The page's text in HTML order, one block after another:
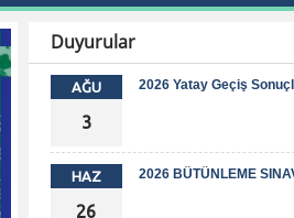
Duyurular
AĞU
3
2026 Yatay Geçiş
HAZ
26
2026 BÜTÜNLEME